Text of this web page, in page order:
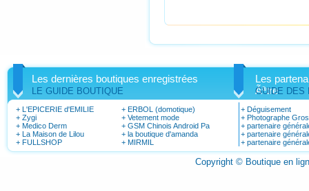
Les dernières boutiques enregistrées
LE GUIDE BOUTIQUE
Les
Ãªtre
GUIDE DES
+ L'EPICERIE d'EMILIE
+ Zygi
+ Medico Derm
+ La Maison de Lilou
+ FULLSHOP
+ ERBOL (domotique)
+ Vetement mode
+ GSM Chinois Android Pa
+ la boutique d'amanda
+ MIRMIL
+ Déguisement
+ Photographe
+ partenaire
+ partenaire
+ partenaire
Copyright © Boutique en